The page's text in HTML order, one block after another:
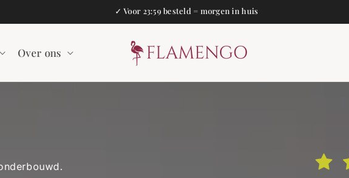
✓ Voor 23:59 besteld = morgen in huis
Over ons